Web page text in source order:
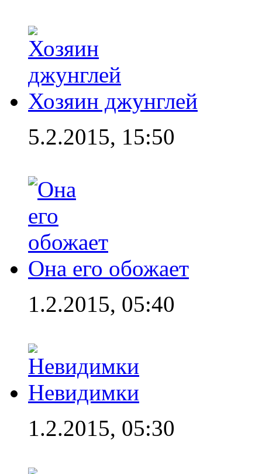
Хозяин джунглей
5.2.2015, 15:50
Она его обожает
1.2.2015, 05:40
Невидимки
1.2.2015, 05:30